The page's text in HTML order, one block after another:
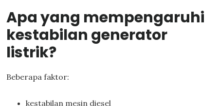
Apa yang mempengaruhi
kestabilan generator
listrik?
Beberapa faktor:
kestabilan mesin diesel